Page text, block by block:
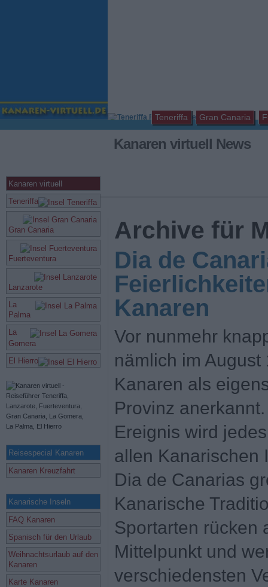
Teneriffa Gran Canaria
Kanaren virtuell News
Kanaren virtuell
Teneriffa
Gran Canaria
Fuerteventura
Lanzarote
La
Palma
La
Gomera
El Hierro
Reisespecial Kanaren
Kanaren Kreuzfahrt
Kanarische Inseln
FAQ Kanaren
Spanisch für den Urlaub
Weihnachtsurlaub auf den
Kanaren
Karte Kanaren
Archive für
Dia de
Kanaren
Vor nunmehr
nämlich im
Kanaren als
Provinz
Ereignis wird
allen Kanarischen
Dia de Canarias
Kanarische
Sportarten rücken
Mittelpunkt und
verschiedensten